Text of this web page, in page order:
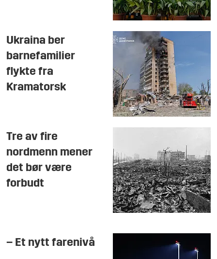
Ukraina ber
barnefamilier
flykte fra
Kramatorsk
Tre av fire
nordmenn mener
det bør være
forbudt
– Et nytt farenivå